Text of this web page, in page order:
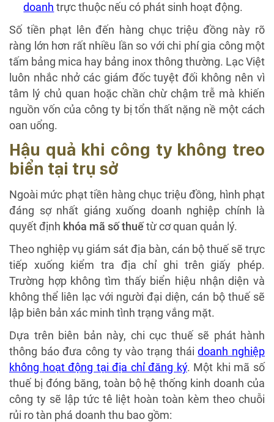
doanh trực thuộc nếu có phát sinh hoạt động.
Số tiền phạt lên đến hàng chục triệu đồng này rõ
ràng lớn hơn rất nhiều lần so với chi phí gia công một
tấm bảng mica hay bảng inox thông thường. Lạc Việt
luôn nhắc nhở các giám đốc tuyệt đối không nên vì
tâm lý chủ quan hoặc chần chừ chậm trễ mà khiến
nguồn vốn của công ty bị tổn thất nặng nề một cách
oan uổng.
Hậu quả khi công ty không treo
biển tại trụ sở
Ngoài mức phạt tiền hàng chục triệu đồng, hình phạt
đáng sợ nhất giáng xuống doanh nghiệp chính là
quyết định khóa mã số thuếtừ cơ quan quản lý.
Theo nghiệp vụ giám sát địa bàn, cán bộ thuế sẽ trực
tiếp xuống kiểm tra địa chỉ ghi trên giấy phép.
Trường hợp không tìm thấy biển hiệu nhận diện và
không thể liên lạc với người đại diện, cán bộ thuế sẽ
lập biên bản xác minh tình trạng vắng mặt.
Dựa trên biên bản này, chi cục thuế sẽ phát hành
thông báo đưa công ty vào trạng tháidoanh nghiệp
không hoạt động tại địa chỉ đăng ký. Một khi mã số
thuế bị đóng băng, toàn bộ hệ thống kinh doanh của
công ty sẽ lập tức tê liệt hoàn toàn kèm theo chuỗi
rủi ro tàn phá doanh thu bao gồm: